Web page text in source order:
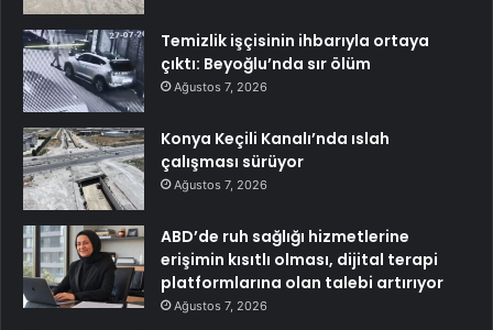
Temizlik işçisinin ihbarıyla ortaya
çıktı: Beyoğlu’nda sır ölüm
Ağustos 7, 2026
Konya Keçili Kanalı’nda ıslah
çalışması sürüyor
Ağustos 7, 2026
ABD’de ruh sağlığı hizmetlerine
erişimin kısıtlı olması, dijital terapi
platformlarına olan talebi artırıyor
Ağustos 7, 2026